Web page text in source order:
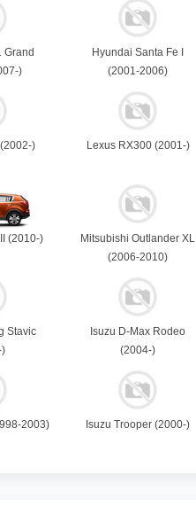
Grand
)
Hyundai Santa Fe I
(2001-2006)
) Lexus RX300 (2001-)
(2010-)
Mitsubishi Outlander XL
(2006-2010)
Stavic
Isuzu D-Max Rodeo
(2004-)
2003) Isuzu Trooper (2000-)